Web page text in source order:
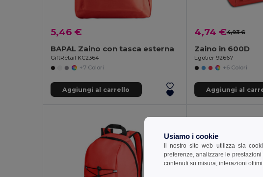
5,46 €
BAPAL Zaino con tasca esterna
GiftRetail KC2364
+7 Colori
Aggiungi al carrello
4,74 €4,93 €
Zaino in 600D
Egotier 92667
+6 Colori
Aggiungi al
Usiamo i cookie
Il nostro sito web utilizza sia
preferenze, analizzare le
contenuti su misura, interazioni